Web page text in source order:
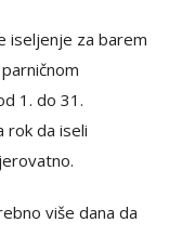
iseljenje za barem
1. do 31.
rok da iseli
više dana da